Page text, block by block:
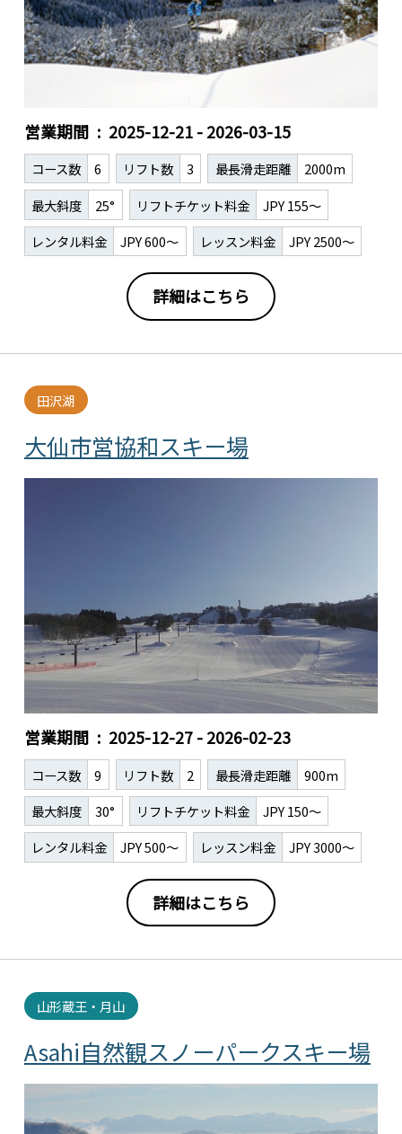
営業期間 2025-12-21 - 2026-03-15
コース数 6 リフト数 3 最長滑走距離
2000m
最大斜度
25° リフトチケット料金
JPY 155～
レンタル料金
JPY 600～ レッスン料金 JPY 2500～
詳細はこちら
大仙市営協和スキー場
田沢湖
営業期間 2025-12-27 - 2026-02-23
コース数 9 リフト数 2 最長滑走距離
900m
最大斜度
30° リフトチケット料金
JPY 150～
レンタル料金
JPY 500～ レッスン料金 JPY 3000～
詳細はこちら
Asahi自然観スノーパークスキー場
山形蔵王・月山